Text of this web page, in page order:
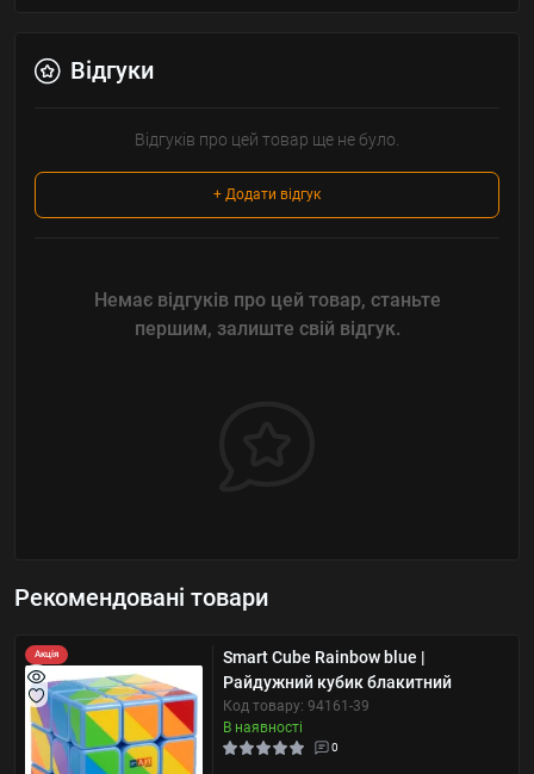
Відгуки
Відгуків про цей товар ще не було.
+ Додати відгук
Немає відгуків про цей товар, станьте
першим, залиште свій відгук.
Рекомендовані товари
Акція
Smart Cube Rainbow blue |
Райдужний кубик блакитний
Код товару: 94161-39
В наявності
0